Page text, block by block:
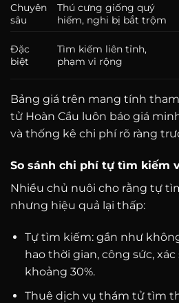
Chuyên
sâu
Thú cưng giống quý
hiếm, nghi bị bắt trộm
Đặc
biệt
Tìm kiếm liên tỉnh,
phạm vi rộng
Bảng giá trên mang tính
tử Hoàn Cầu luôn báo giá
và thống kê chi phí rõ ràng
So sánh chi phí tự tìm kiếm
Nhiều chủ nuôi cho rằng tự
nhưng hiệu quả lại thấp:
Tự tìm kiếm: gần như
hao thời gian, công sức,
khoảng 30%.
Thuê dịch vụ thám tử tìm